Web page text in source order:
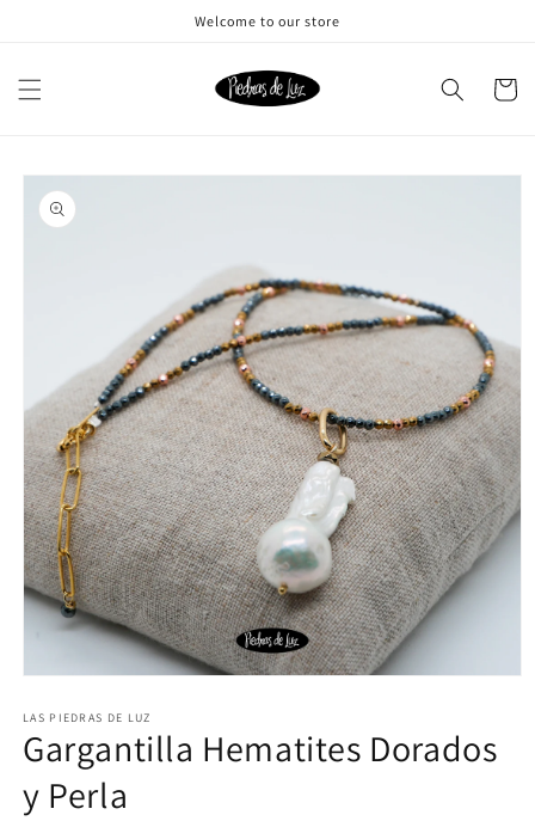
Welcome to our store
Carrito
directamente
a la
información
multimedia
1
en
ventana
modal
LAS PIEDRAS DE LUZ
Gargantilla Hematites Dorados
y Perla